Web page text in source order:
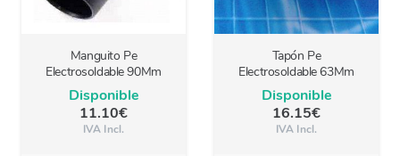
Manguito Pe
Electrosoldable 90Mm
Disponible
11.10€
IVA Incl.
Tapón Pe
Electrosoldable 63Mm
Disponible
16.15€
IVA Incl.